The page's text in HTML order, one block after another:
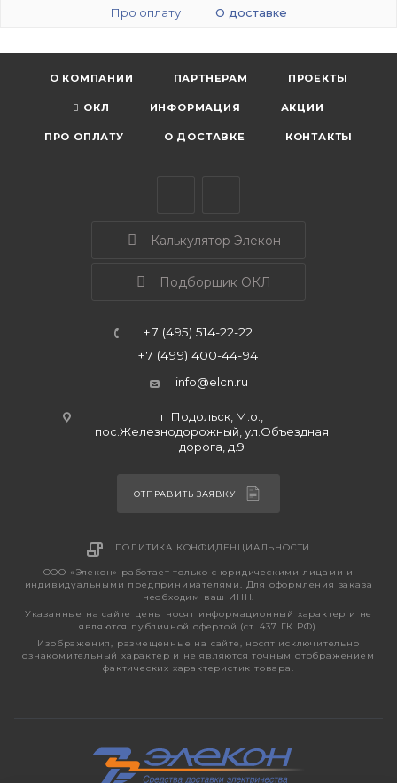
Про оплату О доставке
О КОМПАНИИ ПАРТНЕРАМ ПРОЕКТЫ
ОКЛ ИНФОРМАЦИЯ АКЦИИ
ПРО ОПЛАТУ О ДОСТАВКЕ КОНТАКТЫ
Калькулятор Элекон
Подборщик ОКЛ
+7 (495) 514-22-22
+7 (499) 400-44-94
info@elcn.ru
г. Подольск, М.о.,
пос.Железнодорожный, ул.Объездная
дорога, д.9
ОТПРАВИТЬ ЗАЯВКУ
ПОЛИТИКА КОНФИДЕНЦИАЛЬНОСТИ
ООО «Элекон» работает только с юридическими лицами и
индивидуальными предпринимателями. Для оформления заказа
необходим ваш ИНН.
Указанные на сайте цены носят информационный характер и не
являются публичной офертой (ст. 437 ГК РФ).
Изображения, размещенные на сайте, носят исключительно
ознакомительный характер и не являются точным отображением
фактических характеристик товара.